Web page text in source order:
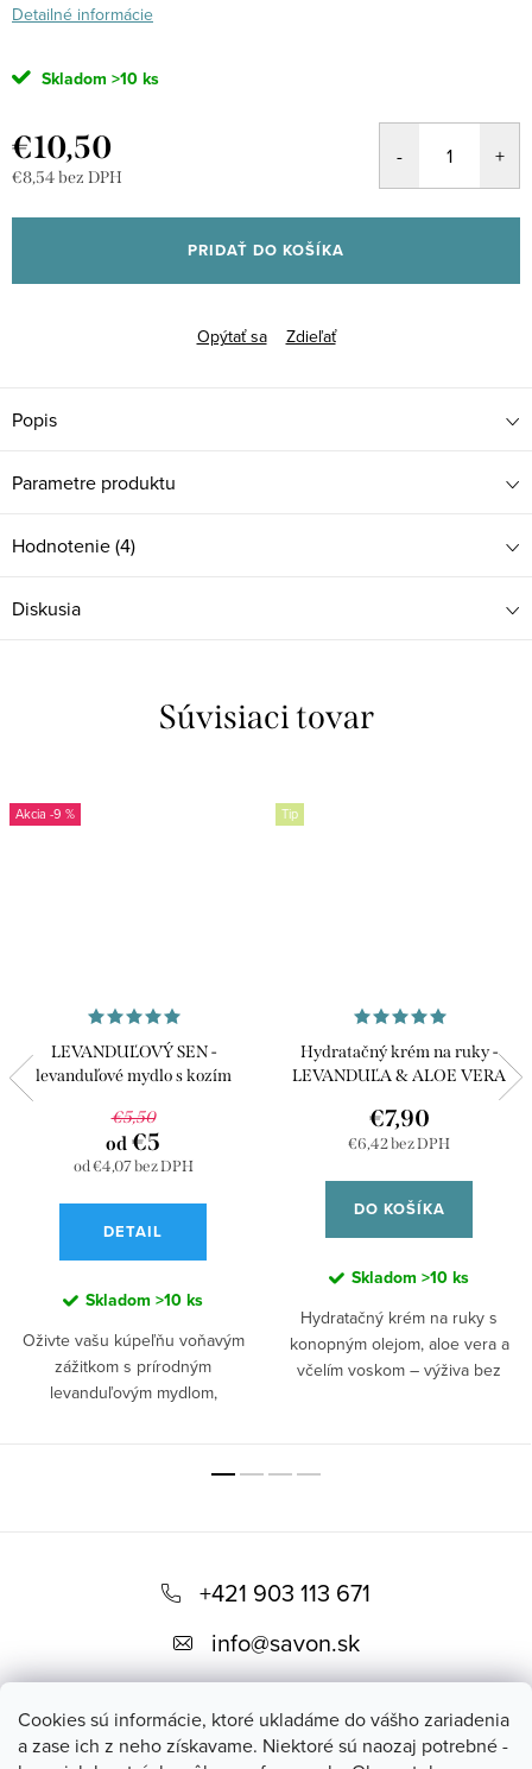
Cookies sú informácie, ktoré ukladáme do vášho zariadenia
a zase ich z neho získavame. Niektoré sú naozaj potrebné -
Detailné informácie
Skladom >10 ks
€10,50
€8,54 bez DPH
cena:
PRIDAŤ DO KOŠÍKA
Opýtať sa Zdieľať
Popis
Parametre produktu
Hodnotenie (4)
Diskusia
Súvisiaci tovar
-9 %
LEVANDUĽOVÝ SEN -
levanduľové mydlo s kozím
€5,50
od €4,07 bez DPH
od €5
DETAIL
Skladom >10 ks
Oživte vašu kúpeľňu voňavým
zážitkom s prírodným
levanduľovým mydlom,
, ktoré
pre vašu pokožku. Levanduľový
ukľudňujúce vlastnosti, robí z
tohto mydla jedinečný spôsob,
pokožku.Ak máte opálenú
pokožku, Levanduľový sen vám
Tip
Hydratačný krém na ruky -
LEVANDUĽA & ALOE VERA
€6,42 bez DPH
€7,90
DO KOŠÍKA
Skladom >10 ks
Hydratačný krém na ruky s
konopným olejom, aloe vera a
včelím voskom – výživa bez
prírodné
zloženie
✓ Regenerácia
ä
+421 903 113 671
info@savon.sk